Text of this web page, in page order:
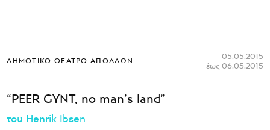
05.05.2015
έως 06.05.2015
ΔΗΜΟΤΙΚΌ ΘΈΑΤΡΟ ΑΠΌΛΛΩΝ
“PEER GYNT, no man’s land”
του Henrik Ibsen